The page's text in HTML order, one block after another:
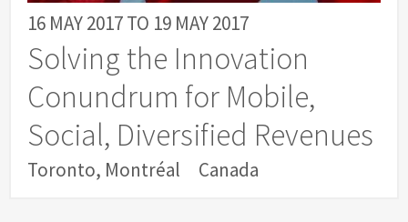
16 MAY 2017TO 19 MAY 2017
Solving the Innovation
Conundrum for Mobile,
Social, Diversified Revenues
Toronto, Montréal Canada